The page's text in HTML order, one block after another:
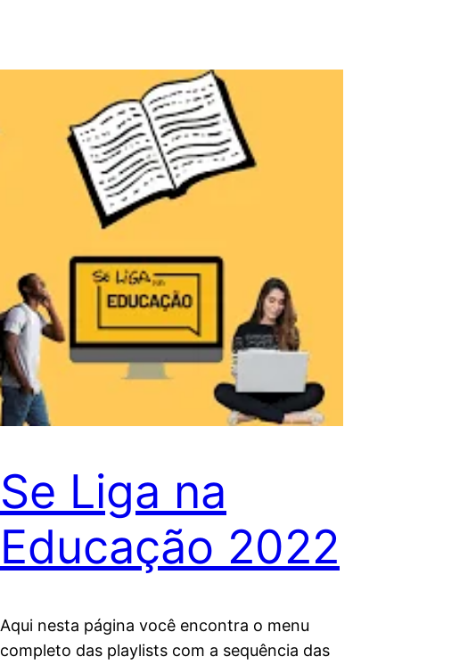
Se Liga na
Educação 2022
Aqui nesta página você encontra o menu
completo das playlists com a sequência das